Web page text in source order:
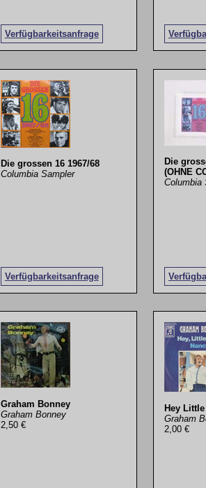
Verfügbarkeitsanfrage
Die grossen 16 1967/68
Columbia Sampler
Verfügbarkeitsanfrage
Die
(OHNE
Columbia
Graham Bonney
Graham Bonney
2,50 €
Hey
Graham
2,00 €